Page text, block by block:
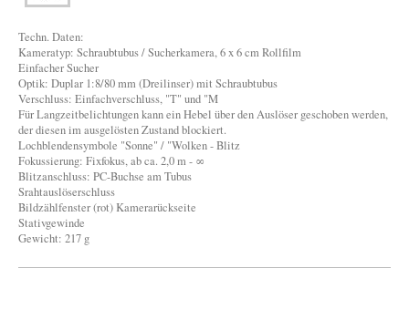
Techn. Daten:
Kameratyp: Schraubtubus / Sucherkamera, 6 x 6 cm Rollfilm
Einfacher Sucher
Optik: Duplar 1:8/80 mm (Dreilinser) mit Schraubtubus
Verschluss: Einfachverschluss, "T" und "M
Für Langzeitbelichtungen kann ein Hebel über den Auslöser geschoben werden,
der diesen im ausgelösten Zustand blockiert.
Lochblendensymbole "Sonne" / "Wolken - Blitz
Fokussierung: Fixfokus, ab ca. 2,0 m - ∞
Blitzanschluss: PC-Buchse am Tubus
Srahtauslöserschluss
Bildzählfenster (rot) Kamerarückseite
Stativgewinde
Gewicht: 217 g